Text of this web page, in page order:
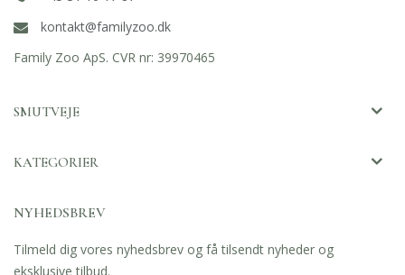
kontakt@familyzoo.dk
Family Zoo ApS. CVR nr: 39970465
SMUTVEJE
KATEGORIER
NYHEDSBREV
Tilmeld dig vores nyhedsbrev og få tilsendt nyheder og
eksklusive tilbud.